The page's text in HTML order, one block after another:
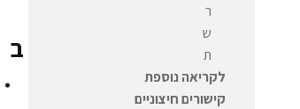
ר
ש
ת
לקריאה נוספת
קישורים חיצוניים
ב